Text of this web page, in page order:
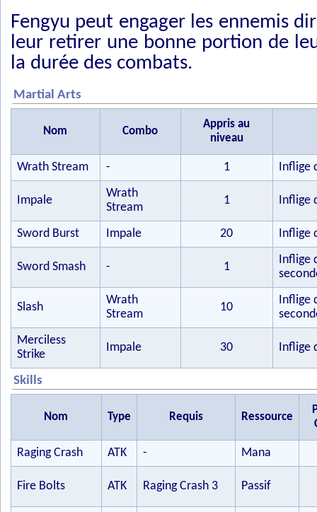
Fengyu peut engager les ennemis
leur retirer une bonne portion de
la durée des combats.
Martial Arts
Nom Combo
Appris au
niveau
Wrath Stream - 1 Inflige
Impale
Wrath
Stream
1 Inflige
Sword Burst Impale 20 Inflige
Sword Smash - 1
Inflige
Slash
Wrath
Stream
10
Inflige
Merciless
Strike
Impale 30 Inflige
Skills
Nom Type Requis Ressource
Raging Crash ATK - Mana
Fire Bolts ATK Raging Crash 3 Passif